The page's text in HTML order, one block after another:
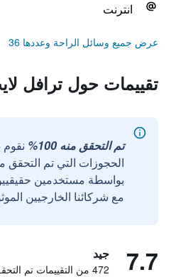
انترنت
عرض جميع وسائل الراحة وعددها 36
تقييمات حول ترافل
تم التحقق منه 100%
الحجوزات التي تم التحقق
مع شركائنا الخارجيين
7.7 جيد
472 من التقييمات تم التحقق منها